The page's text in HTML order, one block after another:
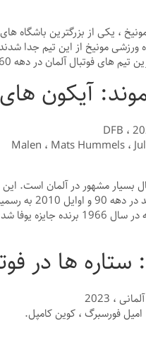
آلمان در دهه 1960 و 1970 آغاز کرد.
دریافت کرد.
باشگاه های فوتبال در آلمان
، 2023
امیل فورسبرگ ، کوین کامپل.